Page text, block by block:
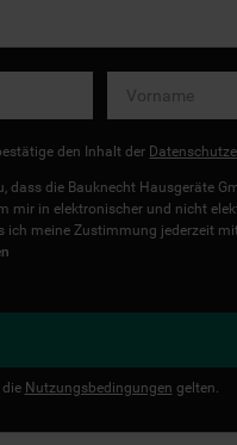
den Inhalt der
dass die Bauknecht Hausgeräte
mir in elektronischer und nicht
ich meine Zustimmung jederzeit
Nutzungsbedingungen gelten.